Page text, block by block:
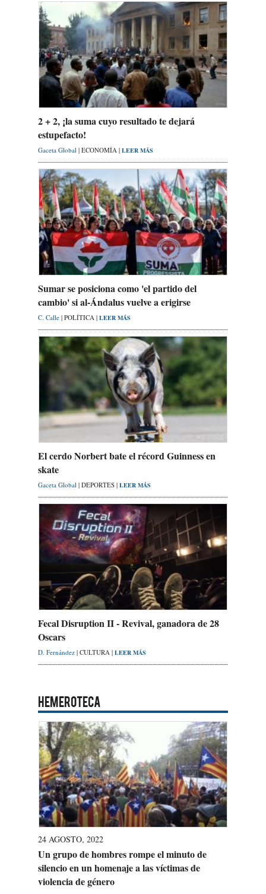
2 + 2, ¡la suma cuyo resultado te dejará
estupefacto!
Gaceta Global | ECONOMÍA | LEER MÁS
Sumar se posiciona como 'el partido del
cambio' si al-Ándalus vuelve a erigirse
C. Calle | POLÍTICA | LEER MÁS
El cerdo Norbert bate el récord Guinness en
skate
Gaceta Global | DEPORTES | LEER MÁS
Fecal Disruption II - Revival, ganadora de 28
Oscars
D. Fernández | CULTURA | LEER MÁS
HEMEROTECA
24 AGOSTO, 2022
Un grupo de hombres rompe el minuto de
silencio en un homenaje a las víctimas de
violencia de género